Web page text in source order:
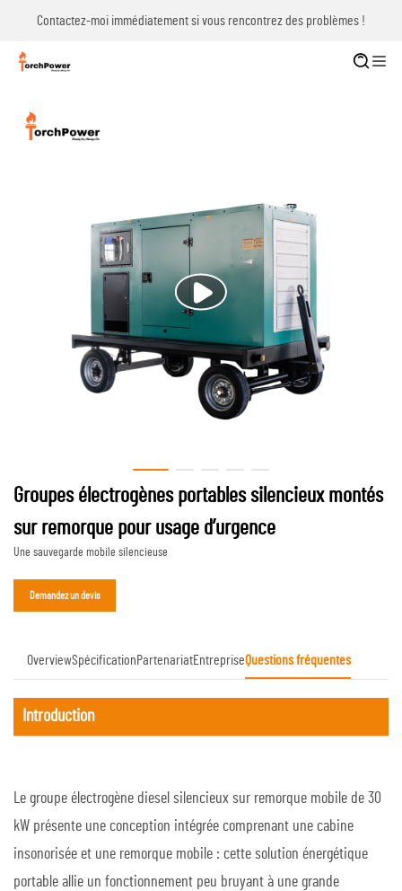
Contactez-moi immédiatement si vous rencontrez des problèmes !
Groupes électrogènes portables silencieux montés
sur remorque pour usage d’urgence
Une sauvegarde mobile silencieuse
Demandez un devis
OverviewSpécificationPartenariatEntrepriseQuestions fréquentes
Introduction
Le groupe électrogène diesel silencieux sur remorque mobile de 30
kW présente une conception intégrée comprenant une cabine
insonorisée et une remorque mobile : cette solution énergétique
portable allie un fonctionnement peu bruyant à une grande